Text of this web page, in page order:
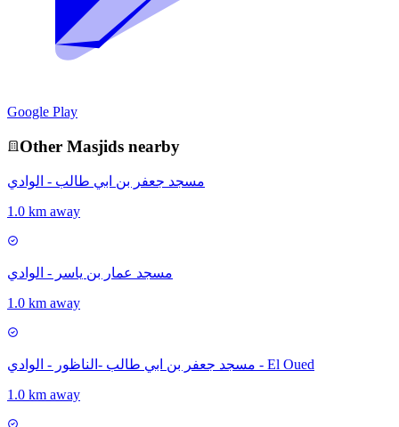
Google Play
Other Masjids nearby
مسجد جعفر بن ابي طالب - الوادي
1.0 km away
مسجد عمار بن ياسر - الوادي
1.0 km away
مسجد جعفر بن ابي طالب -الناظور - الوادي - El Oued
1.0 km away